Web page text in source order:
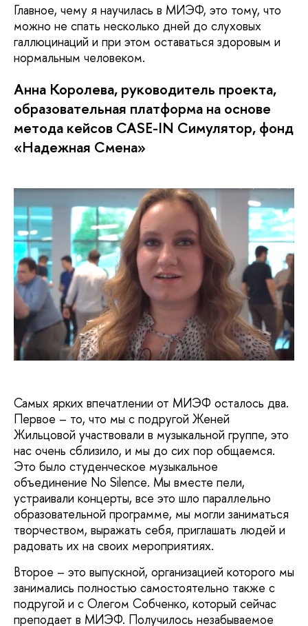
Главное, чему я научилась в МИЭФ, это тому, что
можно не спать несколько дней до слуховых
галлюцинаций и при этом оставаться здоровым и
нормальным человеком.
Анна Королева, руководитель проекта,
образовательная платформа на основе
метода кейсов CASE-IN Симулятор, фонд
«Надежная Смена»
Самых ярких впечатлении от МИЭФ осталось два.
Первое – то, что мы с подругой Женей
Жильцовой участвовали в музыкальной группе, это
нас очень сблизило, и мы до сих пор общаемся.
Это было студенческое музыкальное
объединение No Silence. Мы вместе пели,
устраивали концерты, все это шло параллельно
образовательной программе, мы могли заниматься
творчеством, выражать себя, приглашать людей и
радовать их на своих мероприятиях.
Второе – это выпускной, организацией которого мы
занимались полностью самостоятельно также с
подругой и с Олегом Собченко, который сейчас
преподает в МИЭФ. Получилось незабываемое